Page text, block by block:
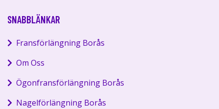
SNABBLÄNKAR
Fransförlängning Borås
Om Oss
Ögonfransförlängning Borås
Nagelförlängning Borås